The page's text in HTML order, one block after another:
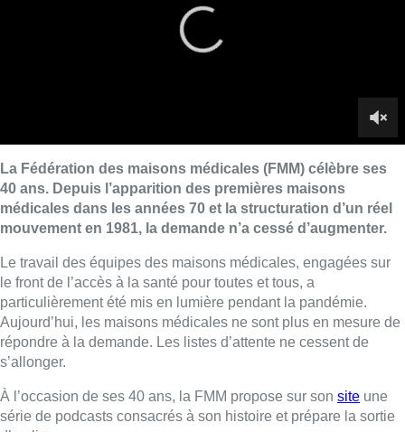
Le travail des équipes des maisons médicales, engagées sur
le front de l’accès à la santé pour toutes et tous, a
répondre à la demande. Les listes d’attente ne cessent de
série de podcasts consacrés à son histoire et prépare la sortie
d’un livre.
►Interview de Fanny Dubois, secrétaire générale de la
d’Actu
Lire aussi :
À Bruxelles, le blocus s’invite dans
des lieux insolites : “C’est
exceptionnel, il faut se l’avouer”